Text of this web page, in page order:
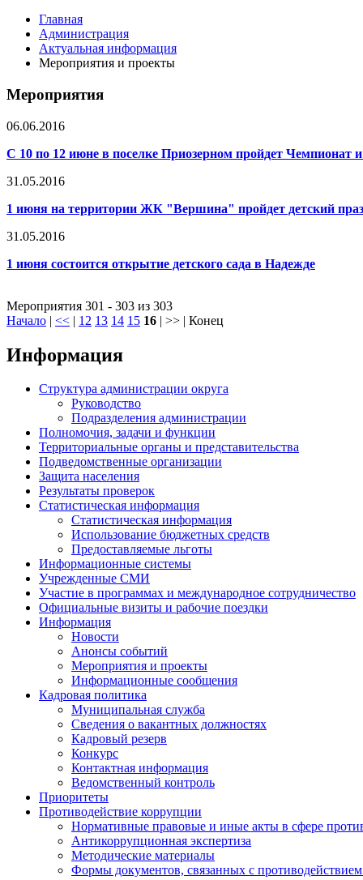
Главная
Администрация
Актуальная информация
Мероприятия и проекты
Мероприятия
06.06.2016
С 10 по 12 июне в поселке Приозерном пройдет Чемпионат
31.05.2016
1 июня на территории ЖК "Вершина" пройдет детский
31.05.2016
1 июня состоится открытие детского сада в Надежде
Мероприятия 301 - 303 из 303
Начало | << | 12 13 14 15 16 | >> | Конец
Информация
Структура администрации округа
Руководство
Подразделения администрации
Полномочия, задачи и функции
Территориальные органы и представительства
Подведомственные организации
Защита населения
Результаты проверок
Статистическая информация
Статистическая информация
Использование бюджетных средств
Предоставляемые льготы
Информационные системы
Учрежденные СМИ
Участие в программах и международное сотрудничество
Официальные визиты и рабочие поездки
Информация
Новости
Анонсы событий
Мероприятия и проекты
Информационные сообщения
Кадровая политика
Муниципальная служба
Сведения о вакантных должностях
Кадровый резерв
Конкурс
Контактная информация
Ведомственный контроль
Приоритеты
Противодействие коррупции
Нормативные правовые и иные акты в сфере
Антикоррупционная экспертиза
Методические материалы
Формы документов, связанных с